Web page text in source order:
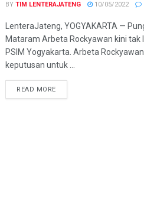
BY TIM LENTERAJATENG 10/05/2022
LenteraJateng, YOGYAKARTA —
Mataram Arbeta Rockyawan kini tak
PSIM Yogyakarta. Arbeta
keputusan untuk ...
READ MOREDETAILS